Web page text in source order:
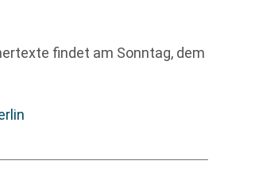
findet am Sonntag, dem